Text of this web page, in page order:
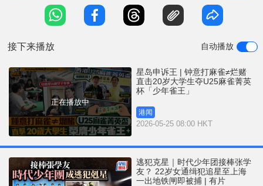
运动的热情，更成功将麻将的竞技本质与赌博行为划
清界线，让大众重新认识这项中国国粹。 参赛青少
接下来播放 自动播放
正在播放中
星岛申诉王 | 钟意打麻雀≠烂赌
直击20岁大学生夺U25麻雀菁英
杯「少年雀王」
港闻
2026-05-25 08:00 HKT
逃犯克星｜时代少年团接棒张学
友？ 22岁女通缉犯追星至上海
一出地铁闸即被捕 | 有片